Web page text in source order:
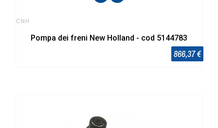
CNH
Pompa dei freni New Holland - cod 5144783
866,37 €